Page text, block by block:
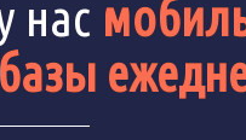
нас